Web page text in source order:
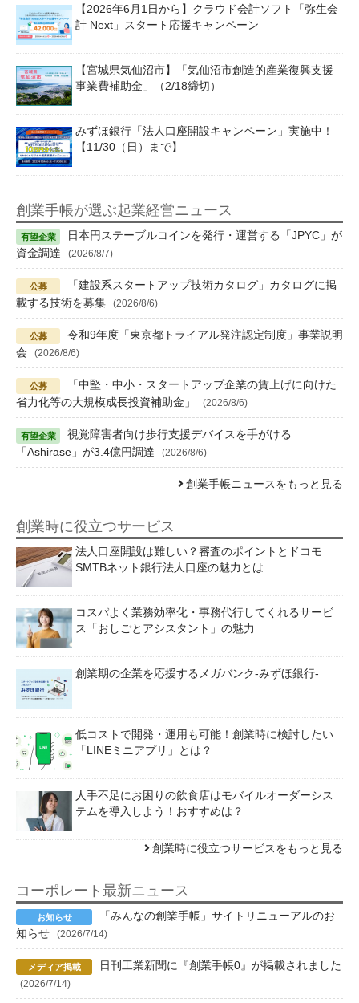
【2026年6月1日から】クラウド会計ソフト「弥生会
計 Next」スタート応援キャンペーン
【宮城県気仙沼市】「気仙沼市創造的産業復興支援
事業費補助金」（2/18締切）
みずほ銀行「法人口座開設キャンペーン」実施中！
【11/30（日）まで】
創業手帳が選ぶ起業経営ニュース
日本円ステーブルコインを発行・運営する「JPYC」が
資金調達
(2026/8/7)
「建設系スタートアップ技術カタログ」カタログに掲
載する技術を募集
(2026/8/6)
令和9年度「東京都トライアル発注認定制度」事業説明
会
(2026/8/6)
「中堅・中小・スタートアップ企業の賃上げに向けた
省力化等の大規模成長投資補助金」
(2026/8/6)
視覚障害者向け歩行支援デバイスを手がける
「Ashirase」が3.4億円調達
(2026/8/6)
創業手帳ニュースをもっと見る
創業時に役立つサービス
法人口座開設は難しい？審査のポイントとドコモ
SMTBネット銀行法人口座の魅力とは
コスパよく業務効率化・事務代行してくれるサービ
ス「おしごとアシスタント」の魅力
創業期の企業を応援するメガバンク-みずほ銀行-
低コストで開発・運用も可能！創業時に検討したい
「LINEミニアプリ」とは？
人手不足にお困りの飲食店はモバイルオーダーシス
テムを導入しよう！おすすめは？
創業時に役立つサービスをもっと見る
コーポレート最新ニュース
「みんなの創業手帳」サイトリニューアルのお
知らせ
(2026/7/14)
日刊工業新聞に『創業手帳0』が掲載されました
(2026/7/14)